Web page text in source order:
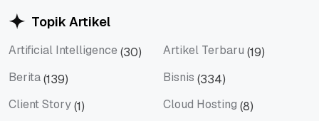
Topik Artikel
Artificial Intelligence (30) Artikel Terbaru (19)
Berita(139) Bisnis (334)
Client Story(1) Cloud Hosting (8)